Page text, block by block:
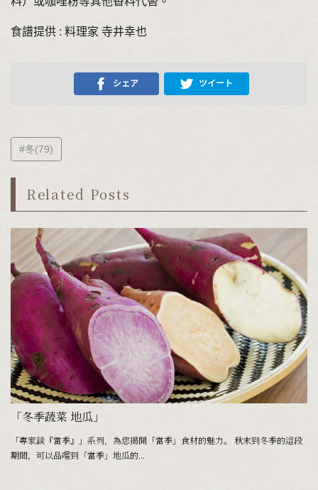
食譜提供 : 料理家 寺井幸也
シェア ツイート
#冬(79)
Related Posts
「冬季蔬菜 地瓜」
「專家談『當季』」系列，為您揭開「當季」食材的魅力。 秋末到冬季的這段
期間，可以品嚐到「當季」地瓜的...